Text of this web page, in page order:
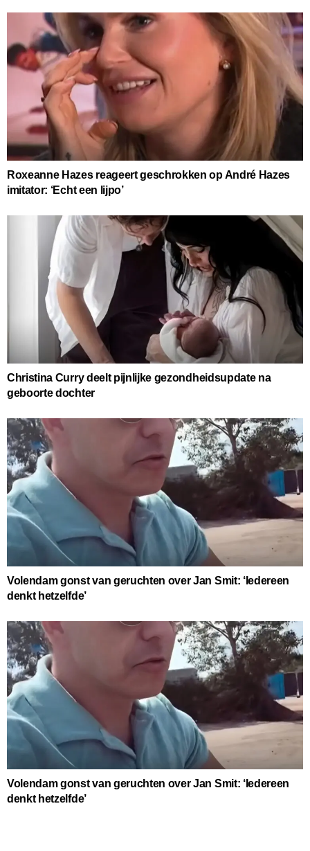
Roxeanne Hazes reageert geschrokken op André Hazes
imitator: ‘Echt een lijpo’
Christina Curry deelt pijnlijke gezondheidsupdate na
geboorte dochter
Volendam gonst van geruchten over Jan Smit: ‘Iedereen
denkt hetzelfde’
Volendam gonst van geruchten over Jan Smit: ‘Iedereen
denkt hetzelfde’